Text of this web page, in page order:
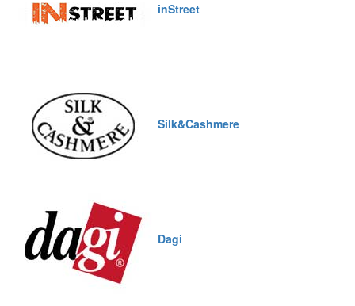
inStreet
Silk&Cashmere
Dagi